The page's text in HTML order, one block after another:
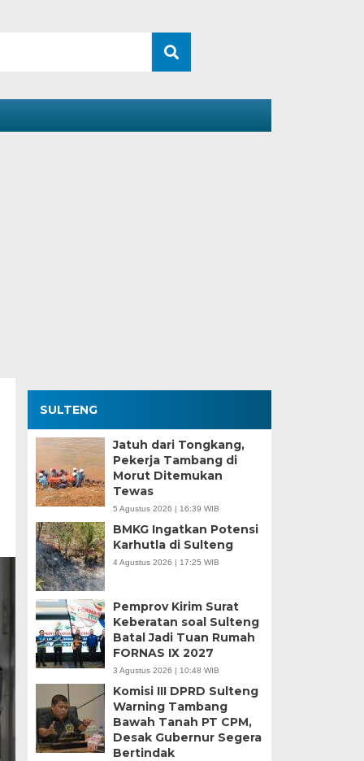
SULTENG
Jatuh dari Tongkang,
Pekerja Tambang di
Morut Ditemukan
Tewas
5 Agustus 2026 | 16:39 WIB
BMKG Ingatkan Potensi
Karhutla di Sulteng
4 Agustus 2026 | 17:25 WIB
Pemprov Kirim Surat
Keberatan soal Sulteng
Batal Jadi Tuan Rumah
FORNAS IX 2027
3 Agustus 2026 | 10:48 WIB
Komisi III DPRD Sulteng
Warning Tambang
Bawah Tanah PT CPM,
Desak Gubernur Segera
Bertindak